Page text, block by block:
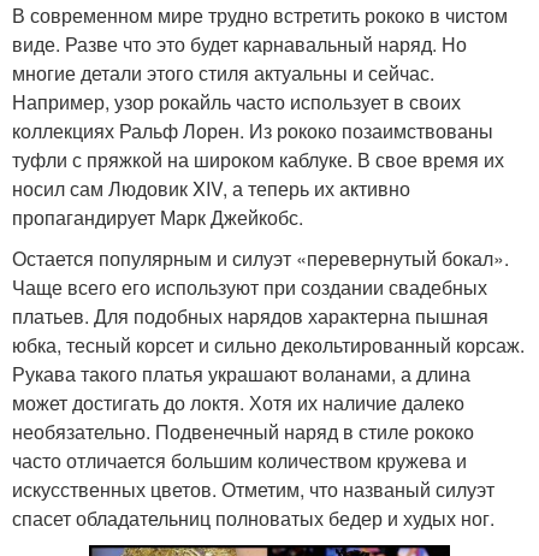
В современном мире трудно встретить рококо в чистом
виде. Разве что это будет карнавальный наряд. Но
многие детали этого стиля актуальны и сейчас.
Например, узор рокайль часто использует в своих
коллекциях Ральф Лорен. Из рококо позаимствованы
туфли с пряжкой на широком каблуке. В свое время их
носил сам Людовик XIV, а теперь их активно
пропагандирует Марк Джейкобс.
Остается популярным и силуэт «перевернутый бокал».
Чаще всего его используют при создании свадебных
платьев. Для подобных нарядов характерна пышная
юбка, тесный корсет и сильно декольтированный корсаж.
Рукава такого платья украшают воланами, а длина
может достигать до локтя. Хотя их наличие далеко
необязательно. Подвенечный наряд в стиле рококо
часто отличается большим количеством кружева и
искусственных цветов. Отметим, что названый силуэт
спасет обладательниц полноватых бедер и худых ног.